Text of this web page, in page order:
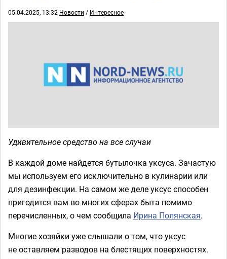
05.04.2025, 13:32 Новости / Интересное
Удивительное средство на все случаи
В каждой доме найдется бутылочка уксуса. Зачастую
мы используем его исключительно в кулинарии или
для дезинфекции. На самом же деле уксус способен
пригодится вам во многих сферах быта помимо
перечисленных, о чем сообщила Ирина Полянская.
Многие хозяйки уже слышали о том, что уксус
не оставляем разводов на блестящих поверхностях.